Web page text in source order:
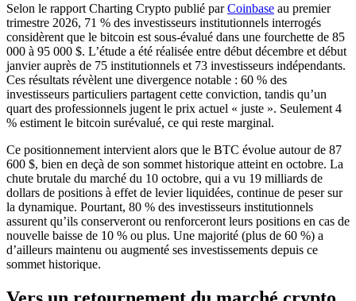
Selon le rapport Charting Crypto publié parCoinbase au premier
trimestre 2026, 71 % des investisseurs institutionnels interrogés
considèrent que le bitcoin est sous-évalué dans une fourchette de 85
000 à 95 000 $. L’étude a été réalisée entre début décembre et début
janvier auprès de 75 institutionnels et 73 investisseurs indépendants.
Ces résultats révèlent une divergence notable : 60 % des
investisseurs particuliers partagent cette conviction, tandis qu’un
quart des professionnels jugent le prix actuel « juste ». Seulement 4
% estiment le bitcoin surévalué, ce qui reste marginal.
Ce positionnement intervient alors que le BTC évolue autour de 87
600 $, bien en deçà de son sommet historique atteint en octobre. La
chute brutale du marché du 10 octobre, qui a vu 19 milliards de
dollars de positions à effet de levier liquidées, continue de peser sur
la dynamique. Pourtant, 80 % des investisseurs institutionnels
assurent qu’ils conserveront ou renforceront leurs positions en cas de
nouvelle baisse de 10 % ou plus. Une majorité (plus de 60 %) a
d’ailleurs maintenu ou augmenté ses investissements depuis ce
sommet historique.